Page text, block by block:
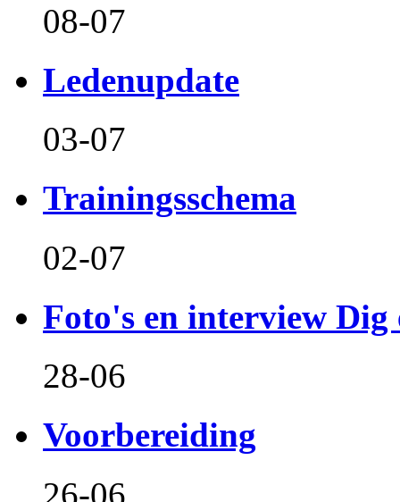
08-07
Ledenupdate
03-07
Trainingsschema
02-07
Foto's en interview Dig
28-06
Voorbereiding
26-06